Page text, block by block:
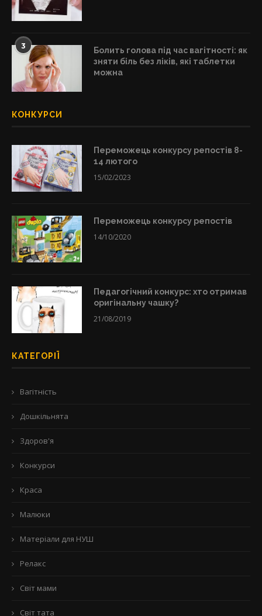
3
Болить голова під час вагітності: як
зняти біль без ліків, які таблетки
можна
КОНКУРСИ
Переможець конкурсу репостів 8-
14 лютого
15/02/2023
Переможець конкурсу репостів
14/10/2020
Педагогічний конкурс: хто отримав
оригінальну чашку?
21/08/2019
КАТЕГОРІЇ
Вагітність
Дошкільнята
Здоров'я
Конкурси
Краса
Малюки
Матеріали для НУШ
Релакс
Світ мами
Світ тата